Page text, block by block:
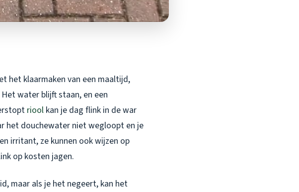
het klaarmaken van een maaltijd,
water blijft staan, en een
riool kan je dag flink in de war
het douchewater niet wegloopt en je
irritant, ze kunnen ook wijzen op
op kosten jagen.
maar als je het negeert, kan het